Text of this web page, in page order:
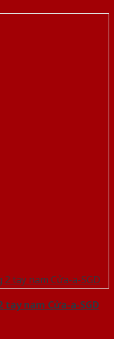
tay nam Cửa-a-SGD